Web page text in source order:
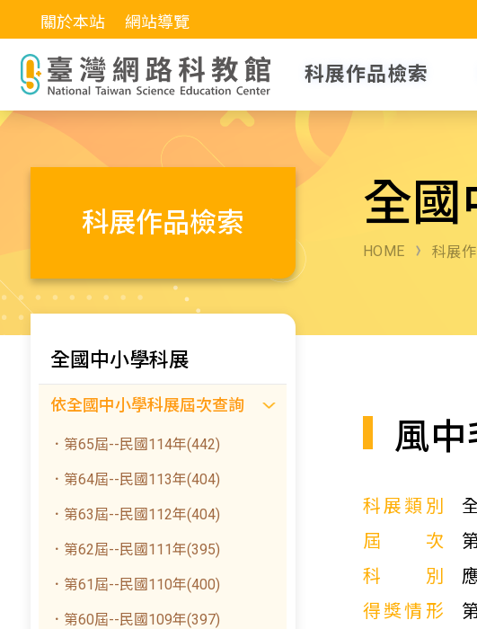
關於本站 網站導覽
科展作品檢索
科展作品檢索 全國
HOME 科展
全國中小學科展
依全國中小學科展屆次查詢
．第65屆--民國114年(442)
．第64屆--民國113年(404)
．第63屆--民國112年(404)
．第62屆--民國111年(395)
．第61屆--民國110年(400)
．第60屆--民國109年(397)
風中
科展類別
屆次
科別
得獎情形